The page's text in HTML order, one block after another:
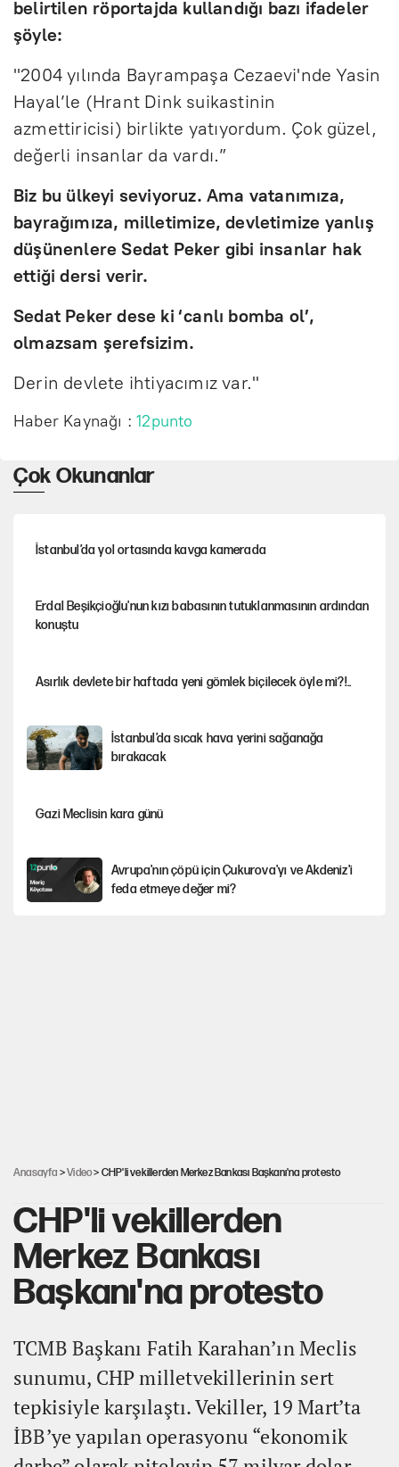
e
belirtilen röportajda kullandığı bazı ifadeler
şöyle:
"2004 yılında Bayrampaşa Cezaevi'nde Yasin
Hayal’le (Hrant Dink suikastinin
azmettiricisi) birlikte yatıyordum. Çok güzel,
değerli insanlar da vardı.”
Biz bu ülkeyi seviyoruz. Ama vatanımıza,
bayrağımıza, milletimize, devletimize yanlış
düşünenlere Sedat Peker gibi insanlar hak
ettiği dersi verir.
Sedat Peker dese ki ‘canlı bomba ol’,
olmazsam şerefsizim.
Derin devlete ihtiyacımız var."
Haber Kaynağı :12punto
Çok Okunanlar
İstanbul’da yol ortasında kavga kamerada
Erdal Beşikçioğlu'nun kızı babasının tutuklanmasının ardından
konuştu
Asırlık devlete bir haftada yeni gömlek biçilecek öyle mi?!..
İstanbul’da sıcak hava yerini sağanağa
bırakacak
Gazi Meclisin kara günü
Avrupa'nın çöpü için Çukurova'yı ve Akdeniz'i
feda etmeye değer mi?
Anasayfa >Video> CHP'li vekillerden Merkez Bankası Başkanı'na protesto
CHP'li vekillerden
Merkez Bankası
Başkanı'na protesto
TCMB Başkanı Fatih Karahan’ın Meclis
sunumu, CHP milletvekillerinin sert
tepkisiyle karşılaştı. Vekiller, 19 Mart’ta
İBB’ye yapılan operasyonu “ekonomik